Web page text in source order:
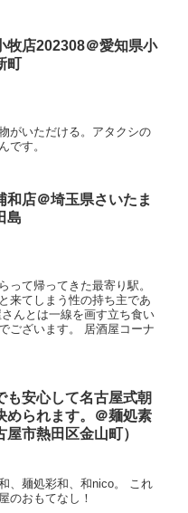
牧店202308＠愛知県小
町
がいただける。アタクシの
です。
和店＠埼玉県さいたま
島
って帰ってきた最寄り駅。
来てしまう性の持ち主であ
んとは一線を画す立ち食い
ございます。 居酒屋コーナ
も安心して名古屋式朝
められます。＠麺処素
屋市熱田区金山町）
、麺処彩和、和nico。 これ
のおもてなし！